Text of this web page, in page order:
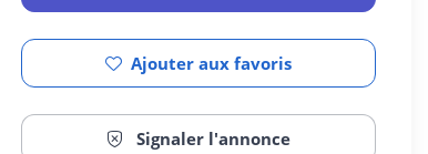
Ajouter aux favoris
Signaler l'annonce